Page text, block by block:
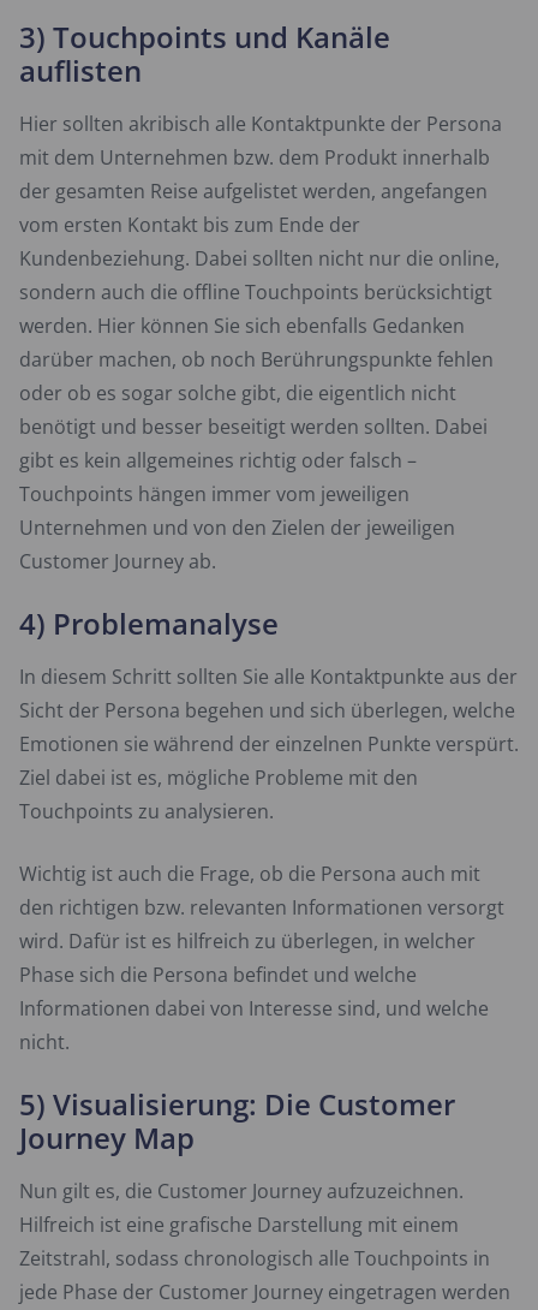
3) Touchpoints und Kanäle
auflisten
Hier sollten akribisch alle Kontaktpunkte der Persona
mit dem Unternehmen bzw. dem Produkt innerhalb
der gesamten Reise aufgelistet werden, angefangen
vom ersten Kontakt bis zum Ende der
Kundenbeziehung. Dabei sollten nicht nur die online,
sondern auch die offline Touchpoints berücksichtigt
werden. Hier können Sie sich ebenfalls Gedanken
darüber machen, ob noch Berührungspunkte fehlen
oder ob es sogar solche gibt, die eigentlich nicht
benötigt und besser beseitigt werden sollten. Dabei
gibt es kein allgemeines richtig oder falsch –
Touchpoints hängen immer vom jeweiligen
Unternehmen und von den Zielen der jeweiligen
Customer Journey ab.
4) Problemanalyse
In diesem Schritt sollten Sie alle Kontaktpunkte aus der
Sicht der Persona begehen und sich überlegen, welche
Emotionen sie während der einzelnen Punkte verspürt.
Ziel dabei ist es, mögliche Probleme mit den
Touchpoints zu analysieren.
Wichtig ist auch die Frage, ob die Persona auch mit
den richtigen bzw. relevanten Informationen versorgt
wird. Dafür ist es hilfreich zu überlegen, in welcher
Phase sich die Persona befindet und welche
Informationen dabei von Interesse sind, und welche
nicht.
5) Visualisierung: Die Customer
Journey Map
Nun gilt es, die Customer Journey aufzuzeichnen.
Hilfreich ist eine grafische Darstellung mit einem
Zeitstrahl, sodass chronologisch alle Touchpoints in
jede Phase der Customer Journey eingetragen werden